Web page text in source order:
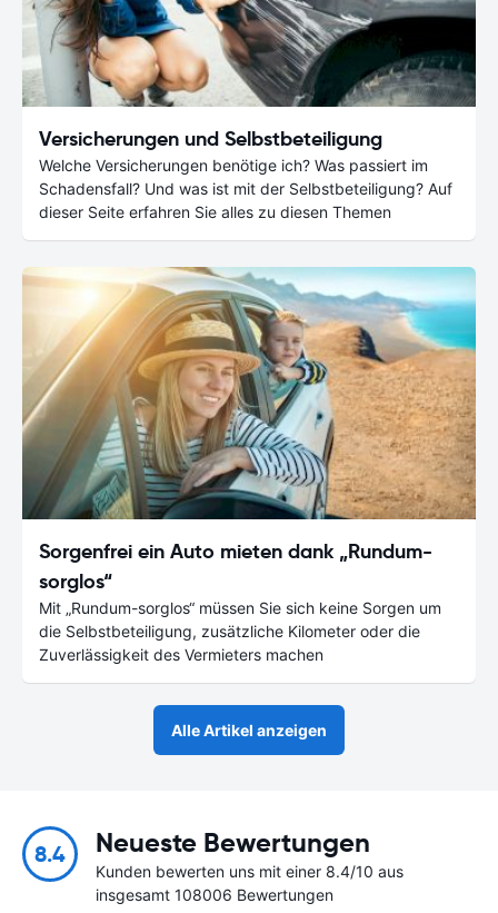
Versicherungen und Selbstbeteiligung
Welche Versicherungen benötige ich? Was passiert im
Schadensfall? Und was ist mit der Selbstbeteiligung? Auf
dieser Seite erfahren Sie alles zu diesen Themen
Sorgenfrei ein Auto mieten dank „Rundum-
sorglos“
Mit „Rundum-sorglos“ müssen Sie sich keine Sorgen um
die Selbstbeteiligung, zusätzliche Kilometer oder die
Zuverlässigkeit des Vermieters machen
Alle Artikel anzeigen
8.4 Neueste Bewertungen
Kunden bewerten uns mit einer 8.4/10 aus
insgesamt 108006 Bewertungen